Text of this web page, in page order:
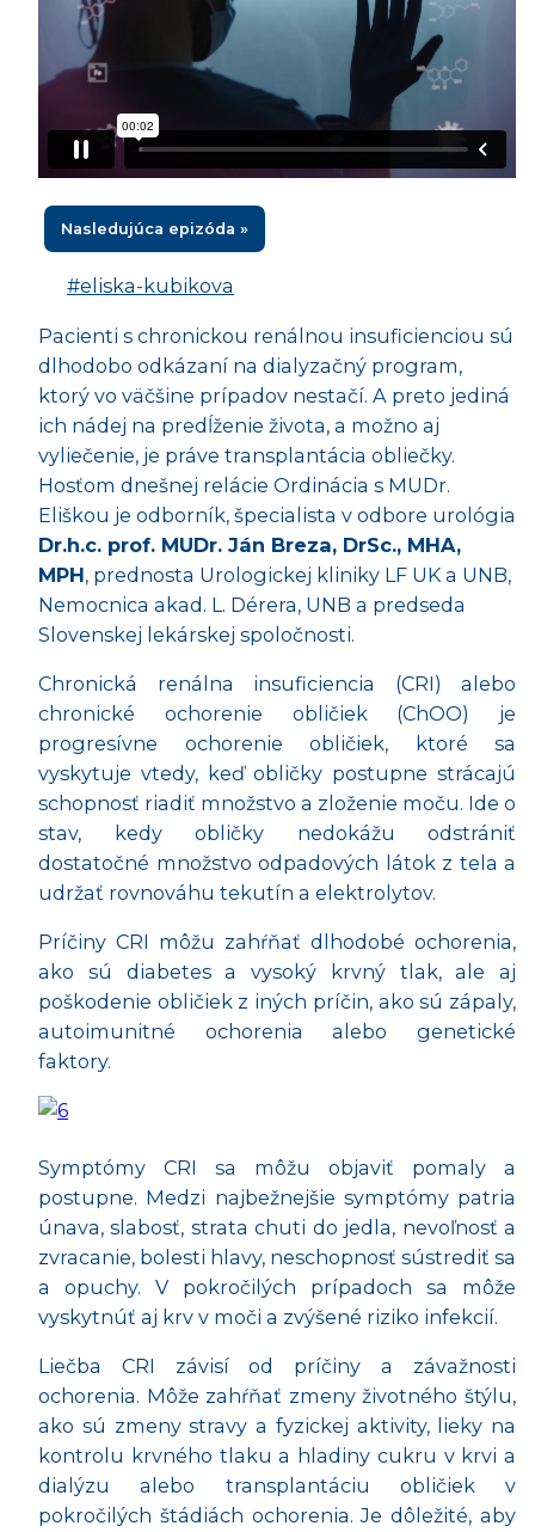
Nasledujúca epizóda »
#eliska-kubikova
Pacienti s chronickou renálnou insuficienciou sú
dlhodobo odkázaní na dialyzačný program,
ktorý vo väčšine prípadov nestačí. A preto jediná
ich nádej na predĺženie života, a možno aj
vyliečenie, je práve transplantácia obliečky.
Hosťom dnešnej relácie Ordinácia s MUDr.
Eliškou je odborník, špecialista v odbore urológia
Dr.h.c. prof. MUDr. Ján Breza, DrSc., MHA,
MPH, prednosta Urologickej kliniky LF UK a UNB,
Nemocnica akad. L. Dérera, UNB a predseda
Slovenskej lekárskej spoločnosti.
Chronická renálna insuficiencia (CRI) alebo
chronické ochorenie obličiek (ChOO) je
progresívne ochorenie obličiek, ktoré sa
vyskytuje vtedy, keď obličky postupne strácajú
schopnosť riadiť množstvo a zloženie moču. Ide o
stav, kedy obličky nedokážu odstrániť
dostatočné množstvo odpadových látok z tela a
udržať rovnováhu tekutín a elektrolytov.
Príčiny CRI môžu zahŕňať dlhodobé ochorenia,
ako sú diabetes a vysoký krvný tlak, ale aj
poškodenie obličiek z iných príčin, ako sú zápaly,
autoimunitné ochorenia alebo genetické
faktory.
Symptómy CRI sa môžu objaviť pomaly a
postupne. Medzi najbežnejšie symptómy patria
únava, slabosť, strata chuti do jedla, nevoľnosť a
zvracanie, bolesti hlavy, neschopnosť sústrediť sa
a opuchy. V pokročilých prípadoch sa môže
vyskytnúť aj krv v moči a zvýšené riziko infekcií.
Liečba CRI závisí od príčiny a závažnosti
ochorenia. Môže zahŕňať zmeny životného štýlu,
ako sú zmeny stravy a fyzickej aktivity, lieky na
kontrolu krvného tlaku a hladiny cukru v krvi a
dialýzu alebo transplantáciu obličiek v
pokročilých štádiách ochorenia. Je dôležité, aby